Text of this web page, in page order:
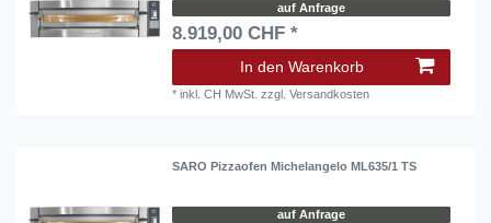
auf Anfrage
8.919,00 CHF *
In den Warenkorb
*inkl. CH MwSt. zzgl.Versandkosten
SARO Pizzaofen Michelangelo ML635/1 TS
auf Anfrage